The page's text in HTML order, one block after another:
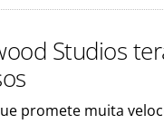
Studios
promete muita